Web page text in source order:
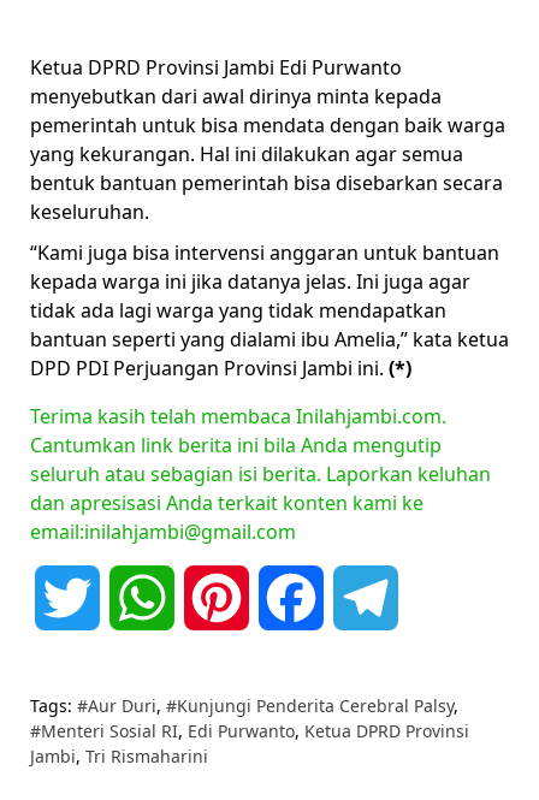
Ketua DPRD Provinsi Jambi Edi Purwanto
menyebutkan dari awal dirinya minta kepada
pemerintah untuk bisa mendata dengan baik warga
yang kekurangan. Hal ini dilakukan agar semua
bentuk bantuan pemerintah bisa disebarkan secara
keseluruhan.
“Kami juga bisa intervensi anggaran untuk bantuan
kepada warga ini jika datanya jelas. Ini juga agar
tidak ada lagi warga yang tidak mendapatkan
bantuan seperti yang dialami ibu Amelia,” kata ketua
DPD PDI Perjuangan Provinsi Jambi ini. (*)
Terima kasih telah membaca Inilahjambi.com.
Cantumkan link berita ini bila Anda mengutip
seluruh atau sebagian isi berita. Laporkan keluhan
dan apresisasi Anda terkait konten kami ke
email:inilahjambi@gmail.com
Twitter WhatsAppPinterest Facebook
Tags: #Aur Duri, #Kunjungi Penderita Cerebral Palsy,
#Menteri Sosial RI, Edi Purwanto, Ketua DPRD Provinsi
Jambi, Tri Rismaharini